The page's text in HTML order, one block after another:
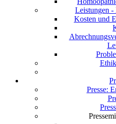
Leistungen -
Kosten und
Presse: